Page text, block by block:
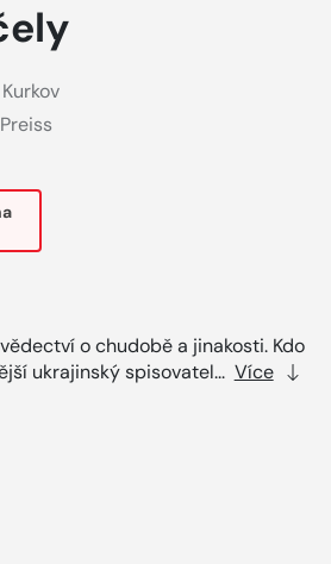
o chudobě a jinakosti. Kdo
ukrajinský spisovatel... Více